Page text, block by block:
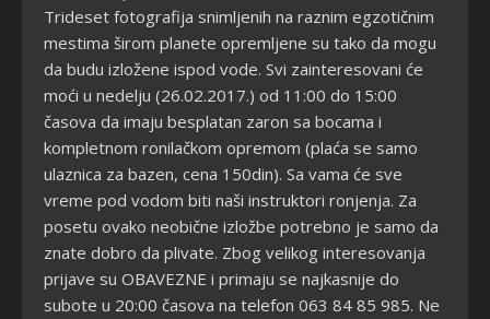
Trideset fotografija snimljenih na raznim egzotičnim
mestima širom planete opremljene su tako da mogu
da budu izložene ispod vode. Svi zainteresovani će
moći u nedelju (26.02.2017.) od 11:00 do 15:00
časova da imaju besplatan zaron sa bocama i
kompletnom ronilačkom opremom (plaća se samo
ulaznica za bazen, cena 150din). Sa vama će sve
vreme pod vodom biti naši instruktori ronjenja. Za
posetu ovako neobične izložbe potrebno je samo da
znate dobro da plivate. Zbog velikog interesovanja
prijave su OBAVEZNE i primaju se najkasnije do
subote u 20:00 časova na telefon 063 84 85 985. Ne